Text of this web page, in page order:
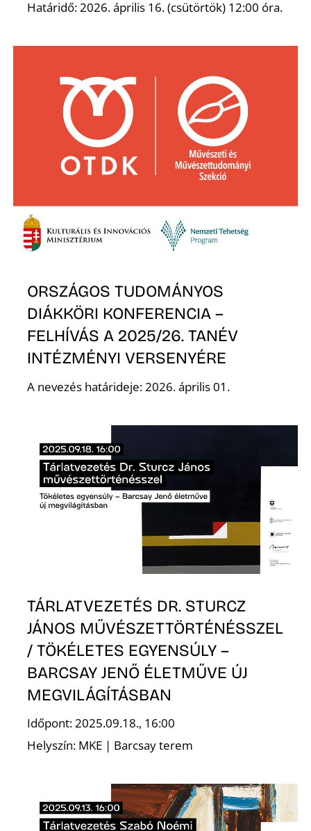
Határidő: 2026. április 16. (csütörtök) 12:00 óra.
ORSZÁGOS TUDOMÁNYOS
DIÁKKÖRI KONFERENCIA –
FELHÍVÁS A 2025/26. TANÉV
INTÉZMÉNYI VERSENYÉRE
A nevezés határideje: 2026. április 01.
TÁRLATVEZETÉS DR. STURCZ
JÁNOS MŰVÉSZETTÖRTÉNÉSSZEL
/ TÖKÉLETES EGYENSÚLY –
BARCSAY JENŐ ÉLETMŰVE ÚJ
MEGVILÁGÍTÁSBAN
Időpont: 2025.09.18., 16:00
Helyszín: MKE | Barcsay terem